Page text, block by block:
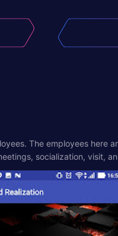
The employees here
socialization, visit,